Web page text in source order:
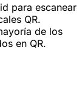
para escanear
QR.
de los
en QR.